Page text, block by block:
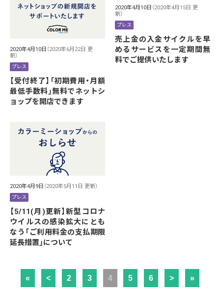
2020年4月10日 （2020年6月22日 更
新）
プレス
【受付終了】「初期費用・月額
最低手数料」無料でネットシ
ョップを開店できます
2020年4月10日 （2020年4月15日 更
新）
プレス
売上金の入金サイクルを早
めるサービスを一定期間無
料でご提供いたします
2020年4月9日 （2020年5月11日 更新）
プレス
【5/11(月)更新】新型コロナ
ウイルスの感染拡大にとも
なう「ご利用料金の支払期限
延長措置」について
« < 2 3 4 5 6 > »